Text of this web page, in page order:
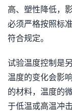
高、塑性降低，
必须严格按照标
符合规定。
试验温度控制是
温度的变化会影
的材料，温度的
于低温或高温冲